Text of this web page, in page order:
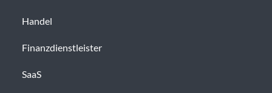
Handel
Finanzdienstleister
SaaS